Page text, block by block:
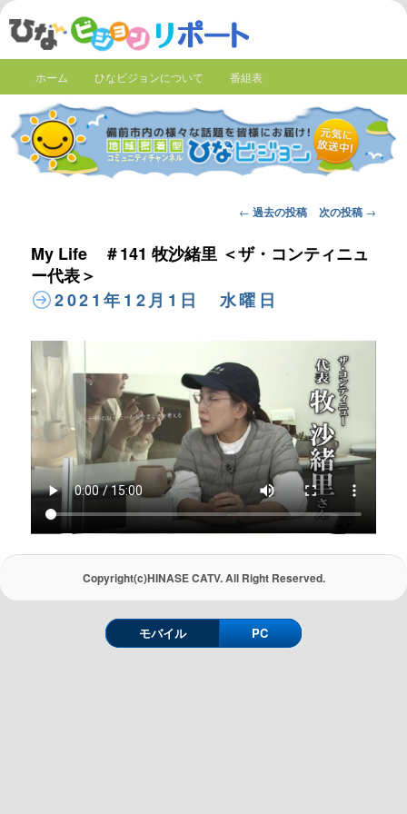
ホーム ひなビジョンについて 番組表
Post
← 過去の投稿 次の投稿 →
My Life ＃141 牧沙緒里 ＜ザ・コンティニュ
ー代表＞
2021年12月1日 水曜日
Copyright(c)HINASE CATV. All Right Reserved.
モバイル PC